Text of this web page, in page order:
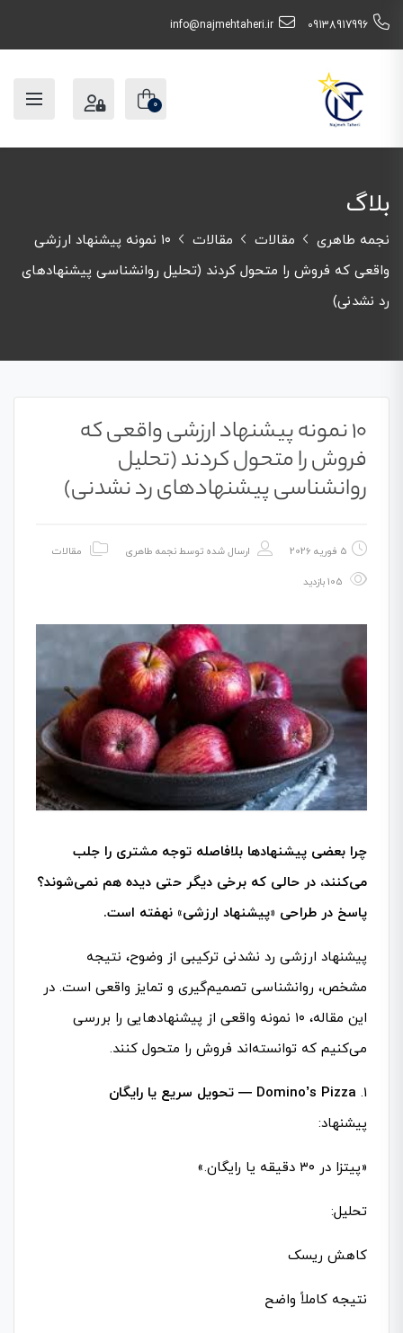
09138917996
info@najmehtaheri.ir
0
بلاگ
نجمه طاهری مقالات مقالات
۱۰ نمونه پیشنهاد ارزشی
واقعی که فروش را متحول کردند (تحلیل روانشناسی پیشنهادهای
رد نشدنی)
۱۰ نمونه پیشنهاد ارزشی واقعی که
فروش را متحول کردند (تحلیل
روانشناسی پیشنهادهای رد نشدنی)
5 فوریه 2026 ارسال شده توسطنجمه طاهری مقالات
چرا بعضی پیشنهادها بلافاصله توجه مشتری را جلب
می‌کنند، در حالی که برخی دیگر حتی دیده هم نمی‌شوند؟
پاسخ در طراحی «پیشنهاد ارزشی» نهفته است.
پیشنهاد ارزشی رد نشدنی ترکیبی از وضوح، نتیجه
مشخص، روانشناسی تصمیم‌گیری و تمایز واقعی است. در
این مقاله، ۱۰ نمونه واقعی از پیشنهادهایی را بررسی
می‌کنیم که توانسته‌اند فروش را متحول کنند.
1. Domino’s Pizza — تحویل سریع یا رایگان
پیشنهاد:
«پیتزا در ۳۰ دقیقه یا رایگان.»
تحلیل:
کاهش ریسک
نتیجه کاملاً واضح